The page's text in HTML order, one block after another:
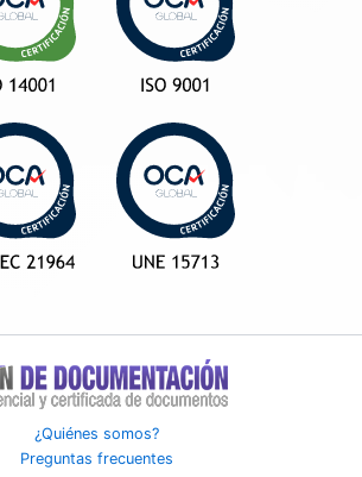
¿Quiénes somos?
Preguntas frecuentes